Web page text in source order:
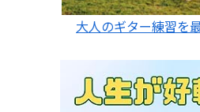
大人のギター練習を